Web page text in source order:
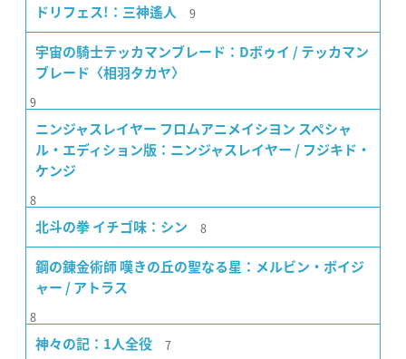
ドリフェス!：三神遙人 9
宇宙の騎士テッカマンブレード：Dボゥイ / テッカマン
ブレード〈相羽タカヤ〉
9
ニンジャスレイヤー フロムアニメイシヨン スペシャ
ル・エディション版：ニンジャスレイヤー / フジキド・
ケンジ
8
北斗の拳 イチゴ味：シン 8
鋼の錬金術師 嘆きの丘の聖なる星：メルビン・ボイジ
ャー / アトラス
8
神々の記：1人全役 7